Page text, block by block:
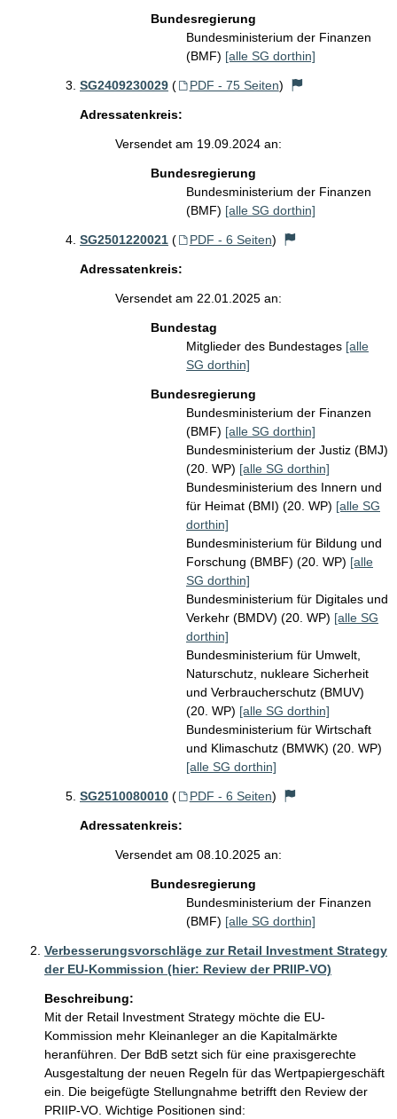
Bundesregierung
Bundesministerium der Finanzen
(BMF) [alle SG dorthin]
SG2409230029 ( PDF - 75 Seiten)
Adressatenkreis:
Versendet am 19.09.2024 an:
Bundesregierung
Bundesministerium der Finanzen
(BMF) [alle SG dorthin]
SG2501220021 ( PDF - 6 Seiten)
Adressatenkreis:
Versendet am 22.01.2025 an:
Bundestag
Mitglieder des Bundestages [alle
SG dorthin]
Bundesregierung
Bundesministerium der Finanzen
(BMF) [alle SG dorthin]
Bundesministerium der Justiz (BMJ)
(20. WP) [alle SG dorthin]
Bundesministerium des Innern und
für Heimat (BMI) (20. WP) [alle SG
dorthin]
Bundesministerium für Bildung und
Forschung (BMBF) (20. WP) [alle
SG dorthin]
Bundesministerium für Digitales und
Verkehr (BMDV) (20. WP) [alle SG
dorthin]
Bundesministerium für Umwelt,
Naturschutz, nukleare Sicherheit
und Verbraucherschutz (BMUV)
(20. WP) [alle SG dorthin]
Bundesministerium für Wirtschaft
und Klimaschutz (BMWK) (20. WP)
[alle SG dorthin]
SG2510080010 ( PDF - 6 Seiten)
Adressatenkreis:
Versendet am 08.10.2025 an:
Bundesregierung
Bundesministerium der Finanzen
(BMF) [alle SG dorthin]
Verbesserungsvorschläge zur Retail Investment Strategy
der EU-Kommission (hier: Review der PRIIP-VO)
Beschreibung:
Mit der Retail Investment Strategy möchte die EU-
Kommission mehr Kleinanleger an die Kapitalmärkte
heranführen. Der BdB setzt sich für eine praxisgerechte
Ausgestaltung der neuen Regeln für das Wertpapiergeschäft
ein. Die beigefügte Stellungnahme betrifft den Review der
PRIIP-VO. Wichtige Positionen sind: